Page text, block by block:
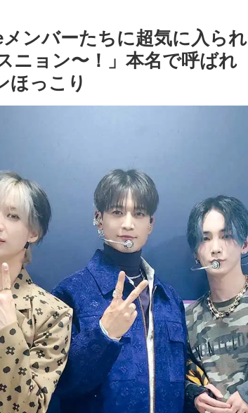
ンバーたちに超気に入られ
ニョン〜！」本名で呼ばれ
ほっこり